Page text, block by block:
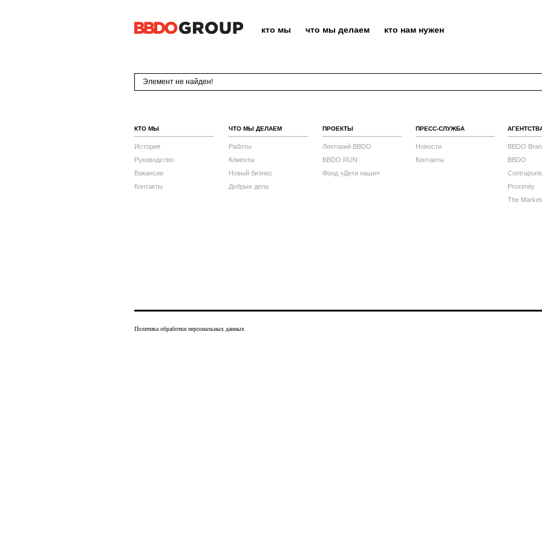
кто мы что мы делаем кто нам нужен
Элемент не найден!
КТО МЫ
История
Руководство
Вакансии
Контакты
ЧТО МЫ ДЕЛАЕМ
Работы
Клиенты
Новый бизнес
Добрые дела
ПРОЕКТЫ
Лекторий BBDO
BBDO RUN
Фонд «Дети наши»
ПРЕСС-СЛУЖБА
Новости
Контакты
BBDO
BBDO
Proximity
The
Политика обработки персональных данных